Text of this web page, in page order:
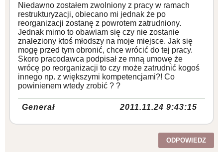
Niedawno zostałem zwolniony z pracy w ramach
restrukturyzacji, obiecano mi jednak że po
reorganizacji zostanę z powrotem zatrudniony.
Jednak mimo to obawiam się czy nie zostanie
znaleziony ktoś młodszy na moje miejsce. Jak się
mogę przed tym obronić, chce wrócić do tej pracy.
Skoro pracodawca podpisał ze mną umowę że
wrócę po reorganizacji to czy może zatrudnić kogoś
innego np. z większymi kompetencjami?! Co
powinienem wtedy zrobić ? ?
Generał 2011.11.24 9:43:15
ODPOWIEDZ